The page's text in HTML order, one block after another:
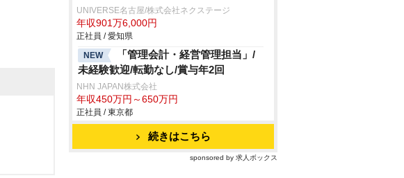
UNIVERSE名古屋/株式会社ネクステージ
年収901万6,000円
正社員 / 愛知県
NEW
「管理会計・経営管理担当」/
未経験歓迎/転勤なし/賞与年2回
NHN JAPAN株式会社
年収450万円～650万円
正社員 / 東京都
続きはこちら
sponsored by 求人ボックス